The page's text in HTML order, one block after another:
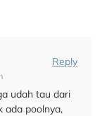
Reply
udah tau dari
ada poolnya,